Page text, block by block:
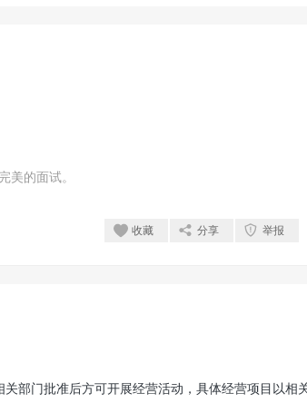
美的面试。
收藏 分享 举报
部门批准后方可开展经营活动，具体经营项目以相